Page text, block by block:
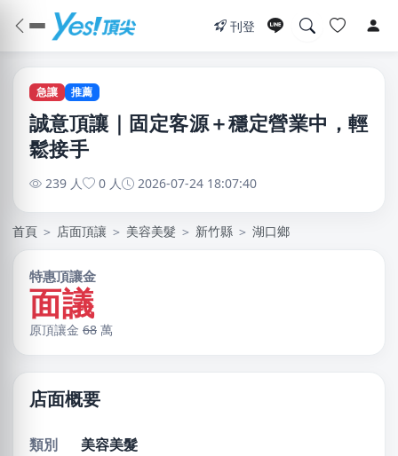
刊登
急讓 推薦
誠意頂讓｜固定客源＋穩定營業中，輕
鬆接手
239 人 0 人 2026-07-24 18:07:40
首頁 ＞ 店面頂讓 ＞ 美容美髮 ＞ 新竹縣 ＞ 湖口鄉
特惠頂讓金
面議
原頂讓金 68 萬
店面概要
類別 美容美髮